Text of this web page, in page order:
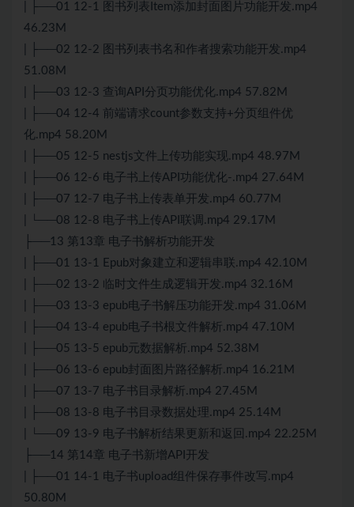
| ├──01 12-1 图书列表Item添加封面图片功能开发.mp4
46.23M
| ├──02 12-2 图书列表书名和作者搜索功能开发.mp4
51.08M
| ├──03 12-3 查询API分页功能优化.mp4 57.82M
| ├──04 12-4 前端请求count参数支持+分页组件优
化.mp4 58.20M
| ├──05 12-5 nestjs文件上传功能实现.mp4 48.97M
| ├──06 12-6 电子书上传API功能优化-.mp4 27.64M
| ├──07 12-7 电子书上传表单开发.mp4 60.77M
| └──08 12-8 电子书上传API联调.mp4 29.17M
├──13 第13章 电子书解析功能开发
| ├──01 13-1 Epub对象建立和逻辑串联.mp4 42.10M
| ├──02 13-2 临时文件生成逻辑开发.mp4 32.16M
| ├──03 13-3 epub电子书解压功能开发.mp4 31.06M
| ├──04 13-4 epub电子书根文件解析.mp4 47.10M
| ├──05 13-5 epub元数据解析.mp4 52.38M
| ├──06 13-6 epub封面图片路径解析.mp4 16.21M
| ├──07 13-7 电子书目录解析.mp4 27.45M
| ├──08 13-8 电子书目录数据处理.mp4 25.14M
| └──09 13-9 电子书解析结果更新和返回.mp4 22.25M
├──14 第14章 电子书新增API开发
| ├──01 14-1 电子书upload组件保存事件改写.mp4
50.80M